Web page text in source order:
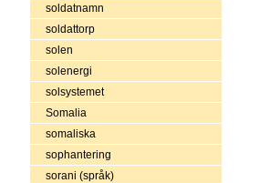
soldatnamn
soldattorp
solen
solenergi
solsystemet
Somalia
somaliska
sophantering
sorani (språk)